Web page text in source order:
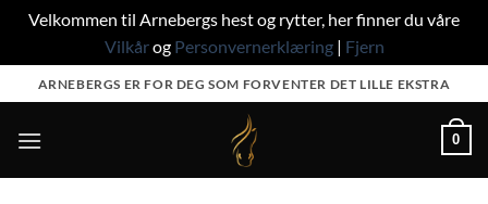
Velkommen til Arnebergs hest og rytter, her finner du våre
Vilkårog Personvernerklæring| Fjern
to
content
ARNEBERGS ER FOR DEG SOM FORVENTER DET LILLE EKSTRA
0